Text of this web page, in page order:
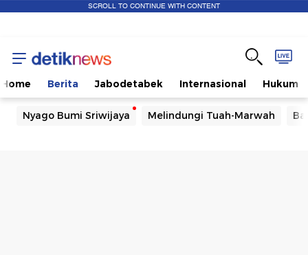
SCROLL TO CONTINUE WITH CONTENT
Home Berita Jabodetabek Internasional Hukum
Nyago Bumi Sriwijaya Melindungi Tuah-Marwah